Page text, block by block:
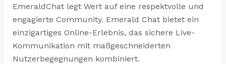
EmeraldChat legt Wert auf eine respektvolle und
engagierte Community. Emerald Chat bietet ein
einzigartiges Online-Erlebnis, das sichere Live-
Kommunikation mit maßgeschneiderten
Nutzerbegegnungen kombiniert.